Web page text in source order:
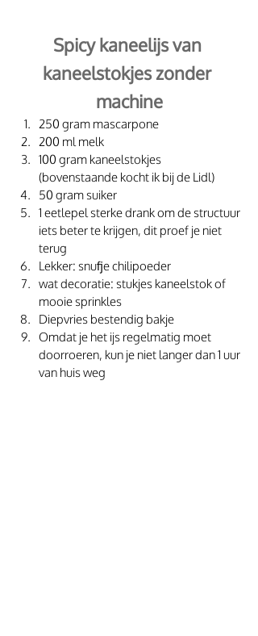
Spicy kaneelijs van
kaneelstokjes zonder
machine
250 gram mascarpone
200 ml melk
100 gram kaneelstokjes
(bovenstaande kocht ik bij de Lidl)
50 gram suiker
1 eetlepel sterke drank om de structuur
iets beter te krijgen, dit proef je niet
terug
Lekker: snufje chilipoeder
wat decoratie: stukjes kaneelstok of
mooie sprinkles
Diepvries bestendig bakje
Omdat je het ijs regelmatig moet
doorroeren, kun je niet langer dan 1 uur
van huis weg